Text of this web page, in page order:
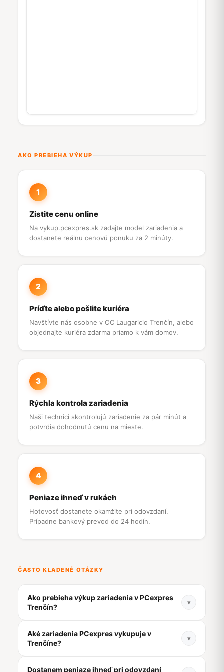
AKO PREBIEHA VÝKUP
1
Zistite cenu online
Na vykup.pcexpres.sk zadajte model zariadenia a
dostanete reálnu cenovú ponuku za 2 minúty.
2
Príďte alebo pošlite kuriéra
Navštívte nás osobne v OC Laugaricio Trenčín, alebo
objednajte kuriéra zdarma priamo k vám domov.
3
Rýchla kontrola zariadenia
Naši technici skontrolujú zariadenie za pár minút a
potvrdia dohodnutú cenu na mieste.
4
Peniaze ihneď v rukách
Hotovosť dostanete okamžite pri odovzdaní.
Prípadne bankový prevod do 24 hodín.
ČASTO KLADENÉ OTÁZKY
Ako prebieha výkup zariadenia v PCexpres
Trenčín?
▾
osobne do OC Laugaricio Trenčín alebo využite
kuriéra zdarma. Naši technici zariadenie
Aké zariadenia PCexpres vykupuje v
Trenčíne?
▾
Dostanem peniaze ihneď pri odovzdaní